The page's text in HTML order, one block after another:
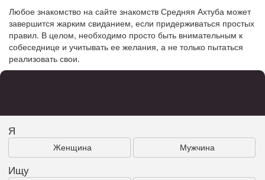
Любое знакомство на сайте знакомств Средняя Ахтуба может
завершится жарким свиданием, если придерживаться простых
правил. В целом, необходимо просто быть внимательным к
собеседнице и учитывать ее желания, а не только пытаться
реализовать свои.
Я
Женщина Мужчина
Ищу